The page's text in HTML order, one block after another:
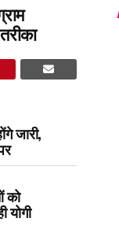
जारी,
को
योगी